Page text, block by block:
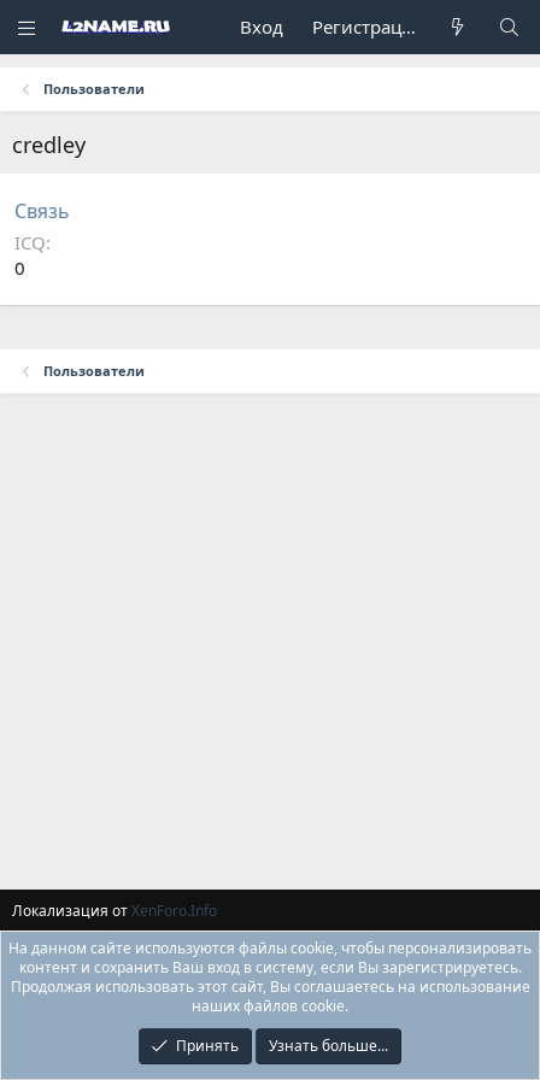
Вход Регистрация
Пользователи
credley
Связь
ICQ
0
Пользователи
Локализация отXenForo.Info
На данном сайте используются файлы cookie, чтобы персонализировать
контент и сохранить Ваш вход в систему, если Вы зарегистрируетесь.
Продолжая использовать этот сайт, Вы соглашаетесь на использование
наших файлов cookie.
Принять
Узнать больше...